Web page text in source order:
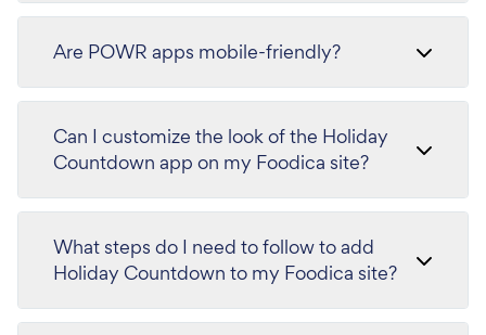
Are POWR apps mobile-friendly?
Can I customize the look of the Holiday
Countdown app on my Foodica site?
What steps do I need to follow to add
Holiday Countdown to my Foodica site?